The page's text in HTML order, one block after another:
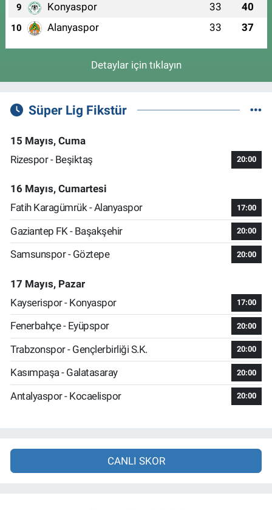
9 Konyaspor 33 40
10 Alanyaspor 33 37
Detaylar için tıklayın
Süper Lig Fikstür
15 Mayıs, Cuma
Rizespor - Beşiktaş
20:00
16 Mayıs, Cumartesi
Fatih Karagümrük - Alanyaspor
17:00
Gaziantep FK - Başakşehir 20:00
Samsunspor - Göztepe 20:00
17 Mayıs, Pazar
Kayserispor - Konyaspor
17:00
Fenerbahçe - Eyüpspor 20:00
Trabzonspor - Gençlerbirliği S.K. 20:00
Kasımpaşa - Galatasaray 20:00
Antalyaspor - Kocaelispor 20:00
CANLI SKOR